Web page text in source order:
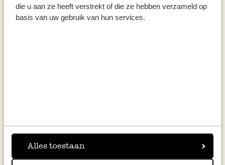
die u aan ze heeft verstrekt of die ze hebben verzameld op
basis van uw gebruik van hun services.
Alles toestaan
Meng de fijngehakte kruiden, de knoflook, het
citroensap en de olijfolie tot een dressing.
Dit recept werd uitgewerkt door Dille & Kamille